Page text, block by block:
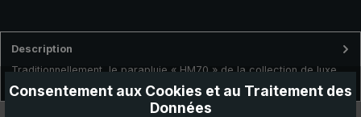
Description
Traditionnellement, le parapluie « HM70 » de la collection de luxe
brillant® est fabriqué délicatement à la main en Allemagn… Plus
Consentement aux Cookies et au Traitement des
Données